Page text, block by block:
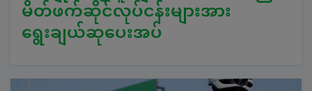
မိတ်ဖက်ဆိုင်လုပ်ငန်းများအား
ရွေးချယ်ဆုပေးအပ်